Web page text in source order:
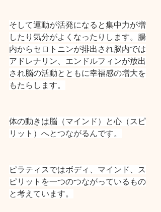
そして運動が活発になると集中力が増
したり気分がよくなったりします。腸
内からセロトニンが排出され脳内では
アドレナリン、エンドルフィンが放出
され脳の活動とともに幸福感の増大を
もたらします。
体の動きは脳（マインド）と心（スピ
リット）へとつながるんです。
ピラティスではボディ、マインド、ス
ピリットを一つのつながっているもの
と考えています。